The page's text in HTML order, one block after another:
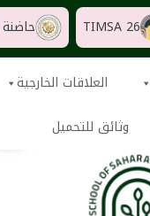
TIMSA 26
العلاقات الخارجية
وثائق للتحميل